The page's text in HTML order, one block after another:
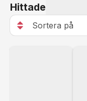
Hittade